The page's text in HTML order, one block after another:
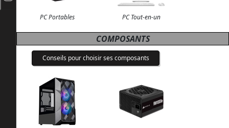
PC Portables PC Tout-en-un
COMPOSANTS
Conseils pour choisir ses composants